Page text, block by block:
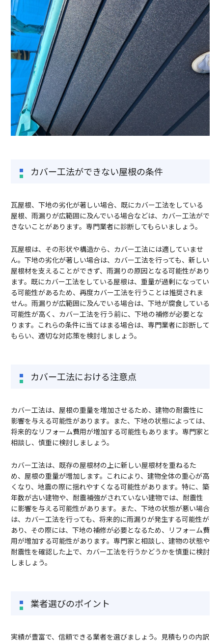
カバー工法ができない屋根の条件
瓦屋根、下地の劣化が著しい場合、既にカバー工法をしている
屋根、雨漏りが広範囲に及んでいる場合などは、カバー工法がで
きないことがあります。専門業者に診断してもらいましょう。
瓦屋根は、その形状や構造から、カバー工法には適していませ
ん。下地の劣化が著しい場合は、カバー工法を行っても、新しい
屋根材を支えることができず、雨漏りの原因となる可能性があり
ます。既にカバー工法をしている屋根は、重量が過剰になってい
る可能性があるため、再度カバー工法を行うことは推奨されま
せん。雨漏りが広範囲に及んでいる場合は、下地が腐食している
可能性が高く、カバー工法を行う前に、下地の補修が必要とな
ります。これらの条件に当てはまる場合は、専門業者に診断して
もらい、適切な対応策を検討しましょう。
カバー工法における注意点
カバー工法は、屋根の重量を増加させるため、建物の耐震性に
影響を与える可能性があります。また、下地の状態によっては、
将来的なリフォーム費用が増加する可能性もあります。専門家と
相談し、慎重に検討しましょう。
カバー工法は、既存の屋根材の上に新しい屋根材を重ねるた
め、屋根の重量が増加します。これにより、建物全体の重心が高
くなり、地震の際に揺れやすくなる可能性があります。特に、築
年数が古い建物や、耐震補強がされていない建物では、耐震性
に影響を与える可能性があります。また、下地の状態が悪い場合
は、カバー工法を行っても、将来的に雨漏りが発生する可能性が
あり、その際には、下地の補修が必要となるため、リフォーム費
用が増加する可能性があります。専門家と相談し、建物の状態や
耐震性を確認した上で、カバー工法を行うかどうかを慎重に検討
しましょう。
業者選びのポイント
実績が豊富で、信頼できる業者を選びましょう。見積もりの内訳